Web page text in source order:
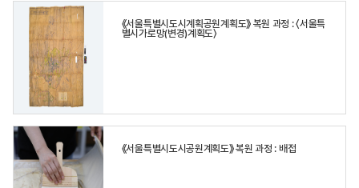
《서울특별시도시계획공원계획도》 복원 과정 : 〈서울특
별시가로망(변경)계획도〉
《서울특별시도시공원계획도》 복원 과정 : 배접